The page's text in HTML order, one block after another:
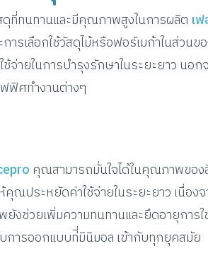
ดุที่ทนทานและมีคุณภาพสูงในการผลิต เ
การเลือกใช้วัสดุไม้หรือฟอร์เมก้าในส่วน
จ่ายในการบำรุงรักษาในระยะยาว นอ
ฟิศทำงานต่างๆ
คุณสามารถมั่นใจได้ในคุณภาพของ
ประหยัดค่าใช้จ่ายในระยะยาว เนื่อง
ช่วยเพิ่มความทนทานและยืดอายุการใ
การออกแบบท่ี่มินิมอล เข้ากับทุกยุคสมัย